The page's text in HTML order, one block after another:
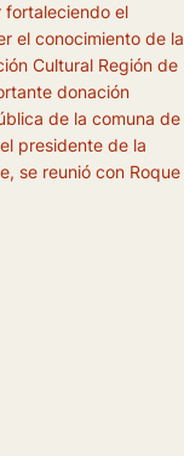
fortaleciendo el
el conocimiento de la
Cultural Región de
donación
de la comuna de
presidente de la
se reunió con Roque